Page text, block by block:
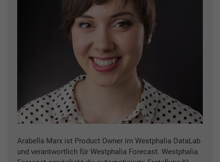
Arabella Marx ist Product Owner im Westphalia DataLab
und verantwortlich für Westphalia Forecast. Westphalia